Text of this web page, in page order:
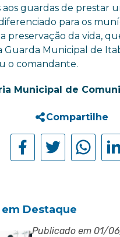
aos guardas de prestar
para os
preservação da vida,
Guarda Municipal de
o comandante.
Municipal de
Compartilhe
Destaque
Publicado em 01/